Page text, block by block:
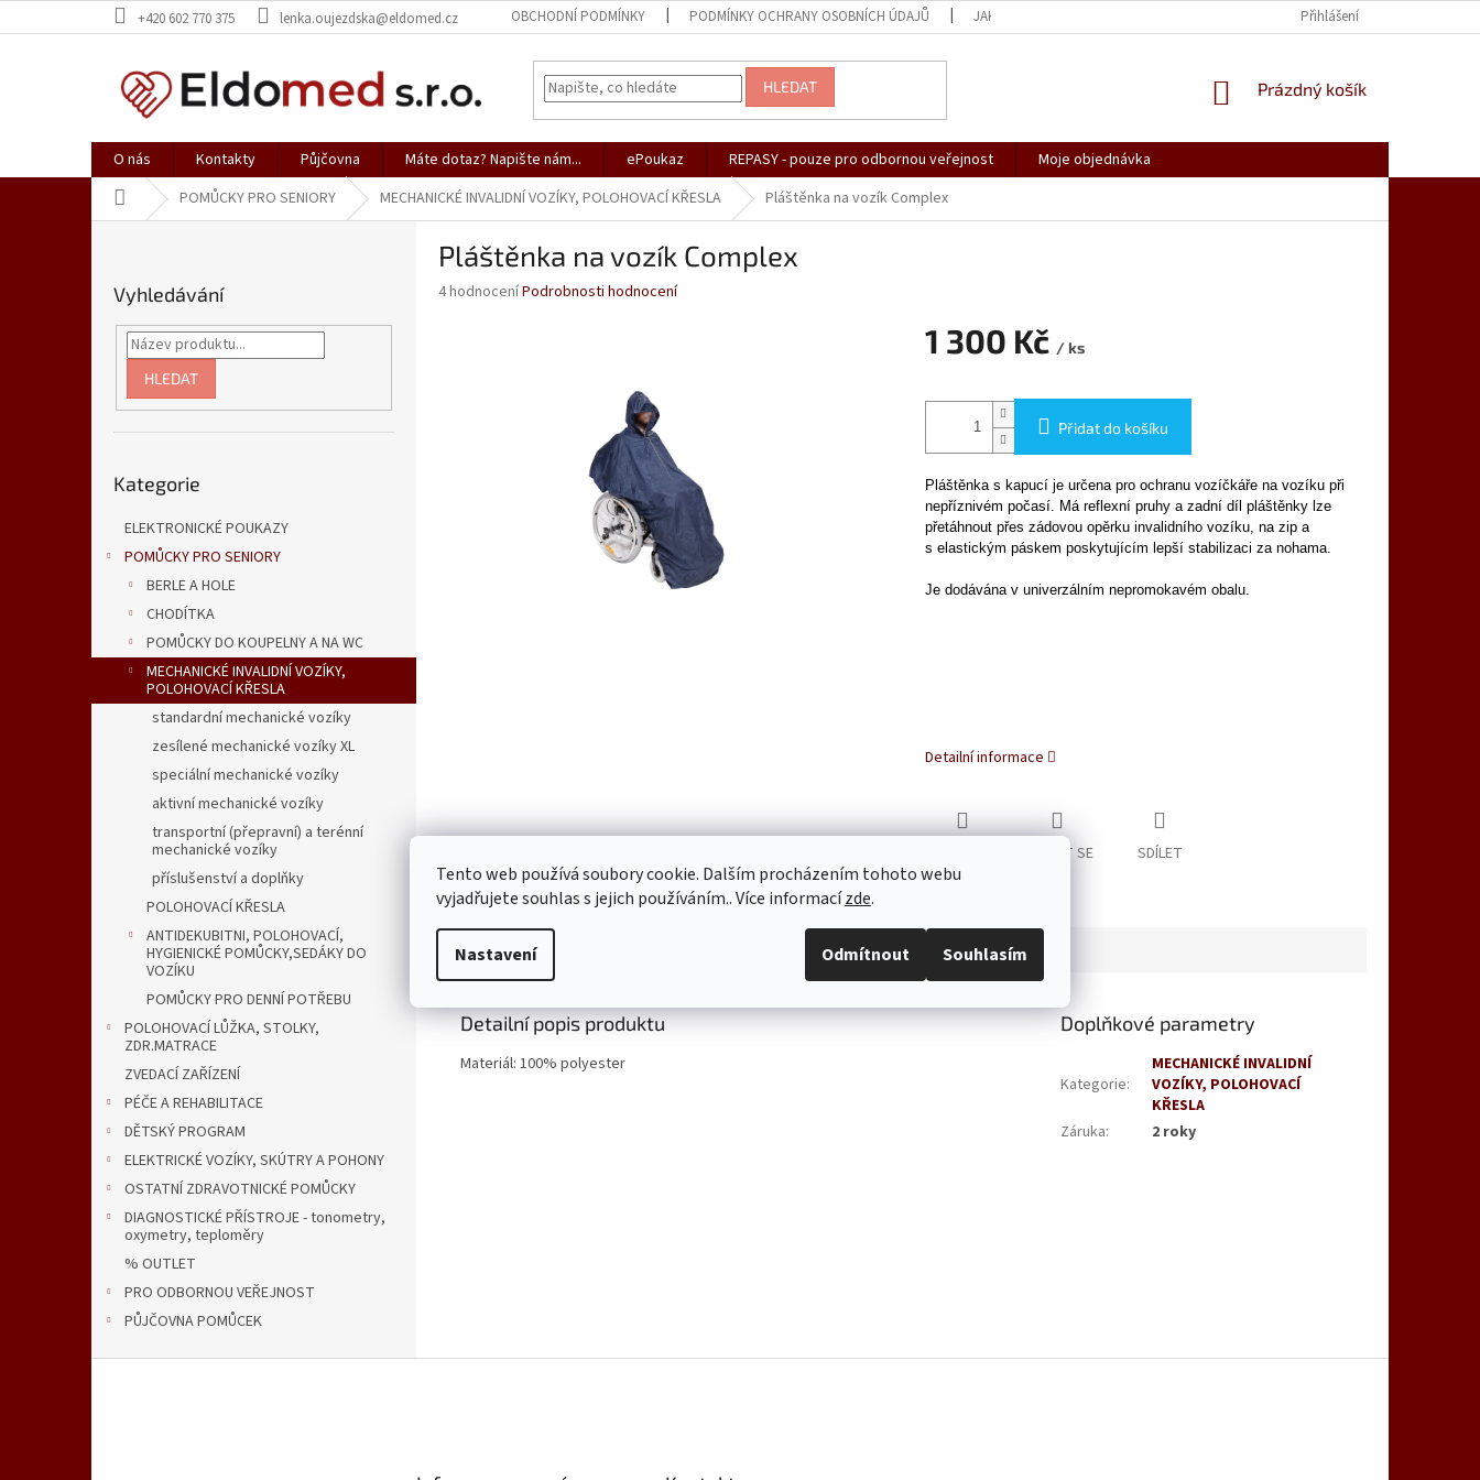
Tento web používá soubory cookie. Dalším procházením tohoto webu
vyjadřujete souhlas s jejich používáním.. Více informacízde.
Nastavení Odmítnout Souhlasím
na
+420 602 770 375 lenka.oujezdska@eldomed.cz OBCHODNÍ PODMÍNKY PODMÍNKY OCHRANY OSOBNÍCH ÚDAJŮ JAK NAKUPOVAT REKLAMACE, VRÁCENÍ ZBOŽÍ
Přihlášení
HLEDAT
NÁKUPNÍ
Prázdný košík
O nás Kontakty Půjčovna Máte dotaz? Napište nám... ePoukaz REPASY - pouze pro odbornou veřejnost
Moje objednávka
Domů POMŮCKY PRO SENIORY MECHANICKÉ INVALIDNÍ VOZÍKY, POLOHOVACÍ KŘESLA Pláštěnka na vozík Complex
Vyhledávání
HLEDAT
kategorie
Kategorie
ELEKTRONICKÉ POUKAZY
POMŮCKY PRO SENIORY
BERLE A HOLE
CHODÍTKA
POMŮCKY DO KOUPELNY A NA WC
MECHANICKÉ INVALIDNÍ VOZÍKY,
POLOHOVACÍ KŘESLA
standardní mechanické vozíky
zesílené mechanické vozíky XL
speciální mechanické vozíky
aktivní mechanické vozíky
transportní (přepravní) a terénní
mechanické vozíky
příslušenství a doplňky
POLOHOVACÍ KŘESLA
ANTIDEKUBITNI, POLOHOVACÍ,
HYGIENICKÉ POMŮCKY,SEDÁKY DO
VOZÍKU
POMŮCKY PRO DENNÍ POTŘEBU
POLOHOVACÍ LŮŽKA, STOLKY,
ZDR.MATRACE
ZVEDACÍ ZAŘÍZENÍ
PÉČE A REHABILITACE
DĚTSKÝ PROGRAM
ELEKTRICKÉ VOZÍKY, SKÚTRY A POHONY
OSTATNÍ ZDRAVOTNICKÉ POMŮCKY
DIAGNOSTICKÉ PŘÍSTROJE - tonometry,
oxymetry, teploměry
% OUTLET
PRO ODBORNOU VEŘEJNOST
PŮJČOVNA POMŮCEK
Pláštěnka na vozík Complex
Průměrné
4 hodnoceníPodrobnosti hodnocení
1 300 Kč / ks
cena:
Přidat do košíku
Pláštěnka s kapucí je určena pro ochranu vozíčkáře na vozíku při
nepříznivém počasí. Má reflexní pruhy a zadní díl pláštěnky lze
přetáhnout přes zádovou opěrku invalidního vozíku, na zip a
s elastickým páskem poskytujícím lepší stabilizaci za nohama.
Je dodávána v univerzálním nepromokavém obalu.
Detailní informace
ZEPTAT SE SDÍLET
Popis
Detailní popis produktu
Materiál: 100% polyester
Doplňkové parametry
Kategorie:
MECHANICKÉ INVALIDNÍ
VOZÍKY, POLOHOVACÍ
KŘESLA
Záruka: 2 roky